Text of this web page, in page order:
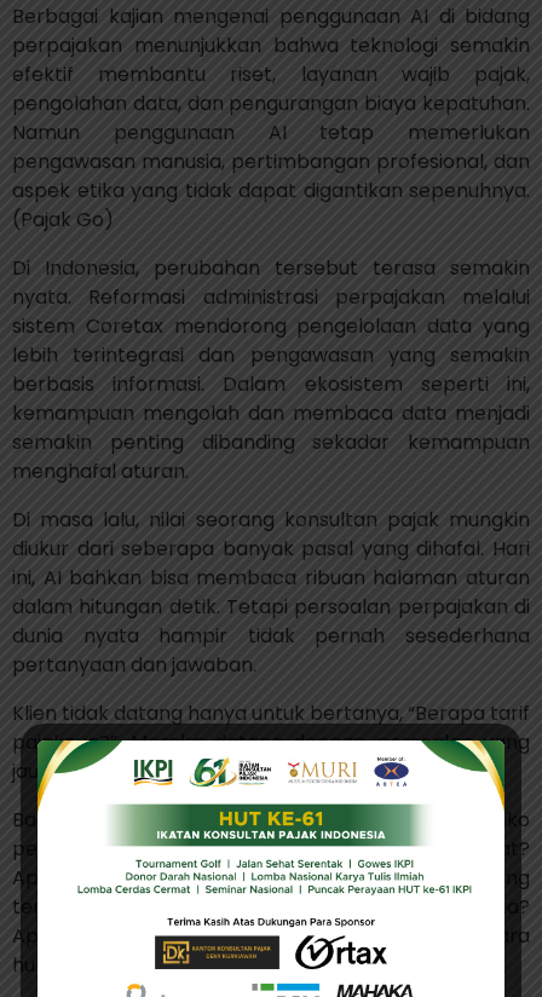
Berbagai kajian mengenai penggunaan AI di bidang
perpajakan menunjukkan bahwa teknologi semakin
efektif membantu riset, layanan wajib pajak,
pengolahan data, dan pengurangan biaya kepatuhan.
Namun penggunaan AI tetap memerlukan
pengawasan manusia, pertimbangan profesional, dan
aspek etika yang tidak dapat digantikan sepenuhnya.
(Pajak Go)
Di Indonesia, perubahan tersebut terasa semakin
nyata. Reformasi administrasi perpajakan melalui
sistem Coretax mendorong pengelolaan data yang
lebih terintegrasi dan pengawasan yang semakin
berbasis informasi. Dalam ekosistem seperti ini,
kemampuan mengolah dan membaca data menjadi
semakin penting dibanding sekadar kemampuan
menghafal aturan.
Di masa lalu, nilai seorang konsultan pajak mungkin
diukur dari seberapa banyak pasal yang dihafal. Hari
ini, AI bahkan bisa membaca ribuan halaman aturan
dalam hitungan detik. Tetapi persoalan perpajakan di
dunia nyata hampir tidak pernah sesederhana
pertanyaan dan jawaban.
Klien tidak datang hanya untuk bertanya, “Berapa tarif
pajaknya?”. Mereka datang dengan persoalan yang
jauh lebih rumit.
Bagaimana dampak transaksi terhadap risiko
pemeriksaan? Bagaimana struktur bisnis yang tepat?
Apakah ada konsekuensi perpajakan yang
tersembunyi? Bagaimana menghadapi sengketa?
Apakah langkah yang diambil tetap aman secara
hukum?